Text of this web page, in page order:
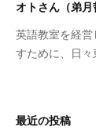
英
語
力
秘
オトさん（弟月
英語教室を経
すために、日々
最近の投稿